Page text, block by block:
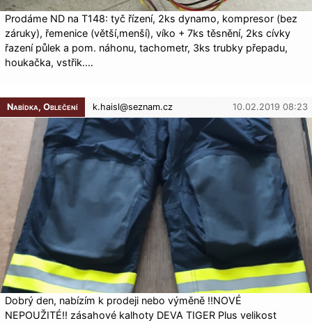
Prodáme ND na T148: tyč řízení, 2ks dynamo, kompresor (bez
záruky), řemenice (větší,menší), víko + 7ks těsnění, 2ks cívky
řazení půlek a pom. náhonu, tachometr, 3ks trubky přepadu,
houkačka, vstřik.…
Nabídka, Oblečení k.haisl@seznam.cz 10.02.2019 08:23
Dobrý den, nabízím k prodeji nebo výměně !!NOVÉ
NEPOUŽITÉ!! zásahové kalhoty DEVA TIGER Plus velikost